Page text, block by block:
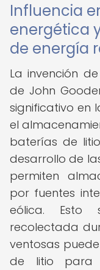
Influencia
energética
de energía
La invención
de John
significativo en
el
baterías de
desarrollo de
permiten
por fuentes
eólica. Esto
recolectada
ventosas
de litio para